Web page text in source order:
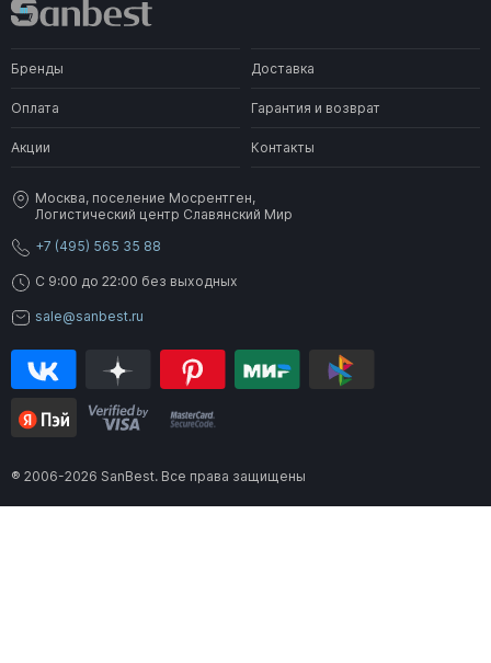
Бренды Доставка
Оплата Гарантия и возврат
Акции Контакты
Москва, поселение Мосрентген,
Логистический центр Славянский Мир
+7 (495) 565 35 88
C 9:00 до 22:00 без выходных
sale@sanbest.ru
® 2006-2026 SanBest. Все права защищены